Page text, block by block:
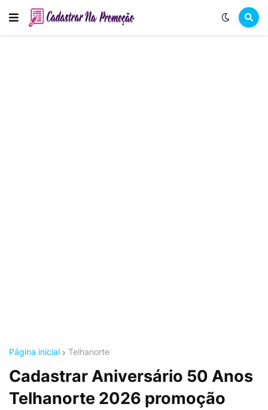
Página inicial Telhanorte
Cadastrar Aniversário 50 Anos
Telhanorte 2026 promoção